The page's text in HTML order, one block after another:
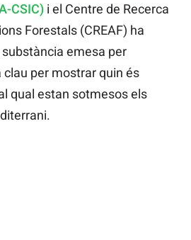
CSIC) i el Centre de Recerca
Forestals (CREAF) ha
emesa per
per mostrar quin és
qual estan sotmesos els